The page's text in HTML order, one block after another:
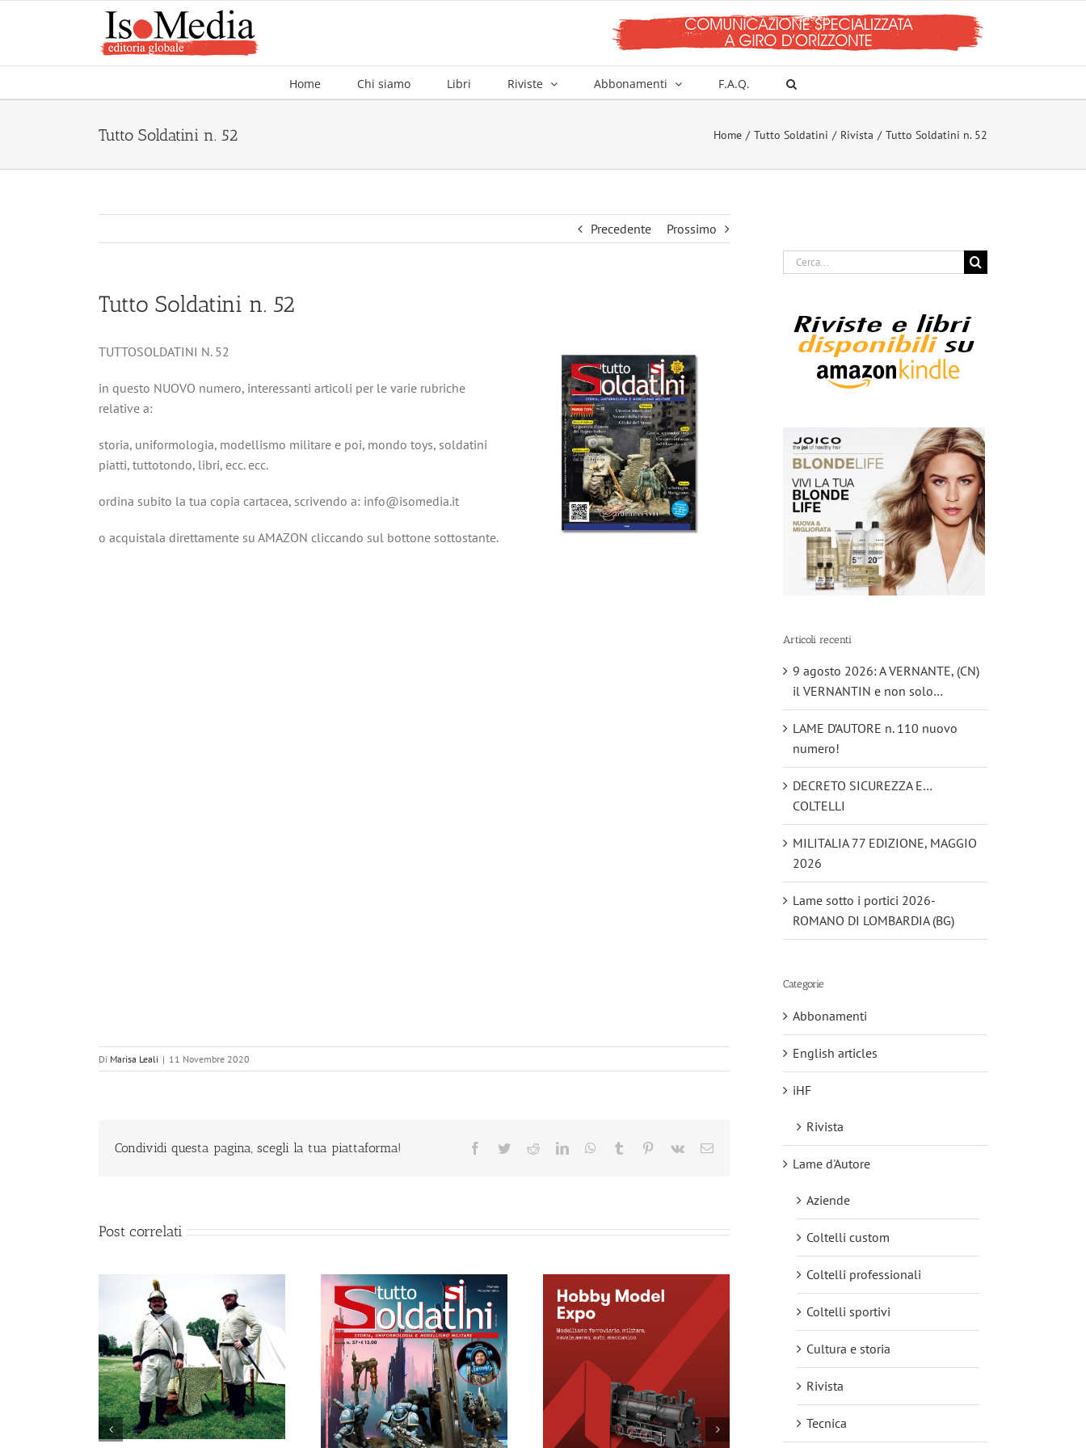
Home Chi siamo Libri Riviste Abbonamenti F.A.Q.
Tutto Soldatini n. 52 Home Tutto Soldatini Rivista Tutto Soldatini n. 52
Precedente Prossimo
Tutto Soldatini n. 52
TUTTOSOLDATINI N. 52
in questo NUOVO numero, interessanti articoli per le varie rubriche
relative a:
storia, uniformologia, modellismo militare e poi, mondo toys, soldatini
piatti, tuttotondo, libri, ecc. ecc.
ordina subito la tua copia cartacea, scrivendo a: info@isomedia.it
o acquistala direttamente su AMAZON cliccando sul bottone sottostante.
Di Marisa Leali | 11 Novembre 2020
Condividi questa pagina, scegli la tua piattaforma! Facebook
TwitterRedditLinkedInWhatsApp
Tumblr Pinterest
Vk Email
Post correlati
Cerca
Articoli recenti
9 agosto 2026: A VERNANTE, (CN)
il VERNANTIN e non solo…
LAME D’AUTORE n. 110 nuovo
numero!
DECRETO SICUREZZA E…
COLTELLI
MILITALIA 77 EDIZIONE, MAGGIO
2026
Lame sotto i portici 2026-
ROMANO DI LOMBARDIA (BG)
Categorie
Abbonamenti
English articles
iHF
Rivista
Lame d'Autore
Aziende
Coltelli custom
Coltelli professionali
Coltelli sportivi
Cultura e storia
Rivista
Tecnica